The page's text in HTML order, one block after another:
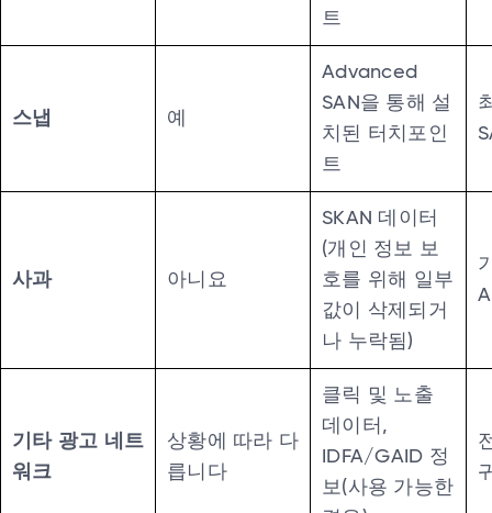
트
스냅 예
Advanced
SAN을 통해 설
치된 터치포인
트
사과 아니요
SKAN 데이터
(개인 정보 보
호를 위해 일부
값이 삭제되거
나 누락됨)
기타 광고 네트
워크
상황에 따라 다
릅니다
클릭 및 노출
데이터,
IDFA/GAID 정
보(사용 가능한